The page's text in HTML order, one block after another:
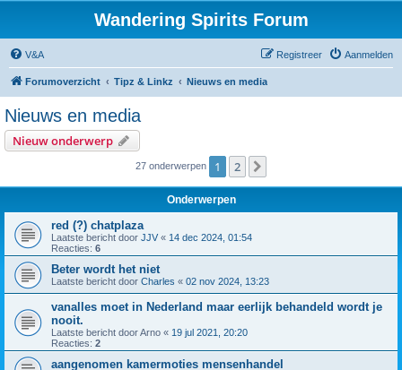
Wandering Spirits Forum
V&A Aanmelden
Registreer
Forumoverzicht Tipz & Linkz Nieuws en media
Nieuws en media
Nieuw onderwerp
27 onderwerpen 1 2
Onderwerpen
red (?) chatplaza
Laatste bericht door JJV « 14 dec 2024, 01:54
Reacties: 6
Beter wordt het niet
Laatste bericht door Charles « 02 nov 2024, 13:23
vanalles moet in Nederland maar eerlijk behandeld wordt je
nooit.
Laatste bericht doorArno « 19 jul 2021, 20:20
Reacties: 2
aangenomen kamermoties mensenhandel